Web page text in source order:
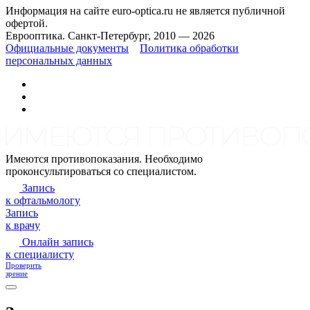
Информация на сайте euro-optica.ru не является публичной
офертой.
Еврооптика. Санкт-Петербург, 2010 — 2026
Официальные документы
Политика обработки
персональных данных
Имеются противопоказания. Необходимо
проконсультироваться со специалистом.
Запись
к офтальмологу
Запись
к врачу
Онлайн запись
к специалисту
Проверить
зрение